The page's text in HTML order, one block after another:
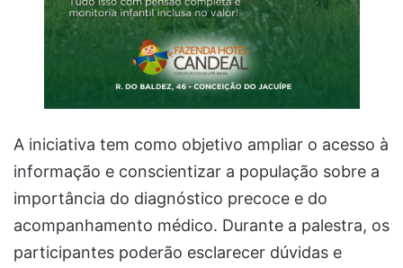
A iniciativa tem como objetivo ampliar o acesso à
informação e conscientizar a população sobre a
importância do diagnóstico precoce e do
acompanhamento médico. Durante a palestra, os
participantes poderão esclarecer dúvidas e